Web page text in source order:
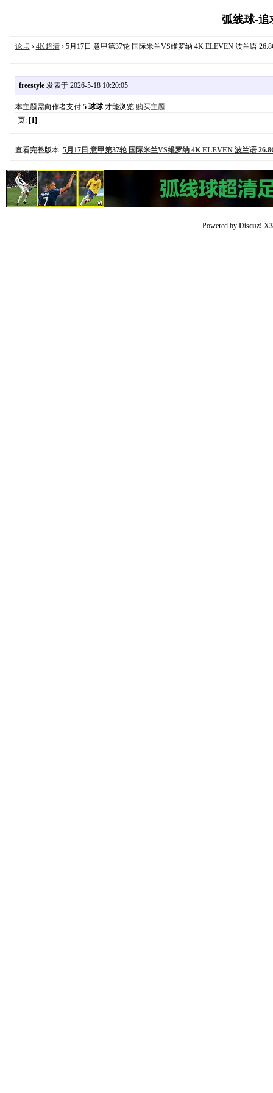
弧线球-追
论坛› 4K超清› 5月17日 意甲第37轮 国际米兰VS维罗纳 4K ELEVEN 波兰语
freestyle发表于 2026-5-18 10:20:05
本主题需向作者支付 5 球球才能浏览 购买主题
页: [1]
查看完整版本: 5月17日 意甲第37轮 国际米兰VS维罗纳 4K ELEVEN 波兰语
Powered by Discuz!